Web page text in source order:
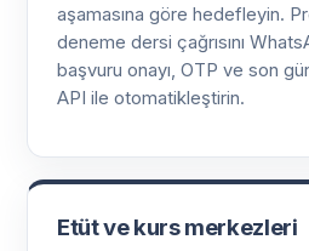
aşamasına göre hedefleyin.
deneme dersi çağrısını
başvuru onayı, OTP ve son
API ile otomatikleştirin.
Etüt ve kurs merkezleri